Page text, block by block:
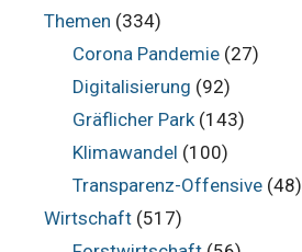
Themen (334)
Corona Pandemie(27)
Digitalisierung (92)
Gräflicher Park(143)
Klimawandel (100)
Transparenz-Offensive(48)
Wirtschaft (517)